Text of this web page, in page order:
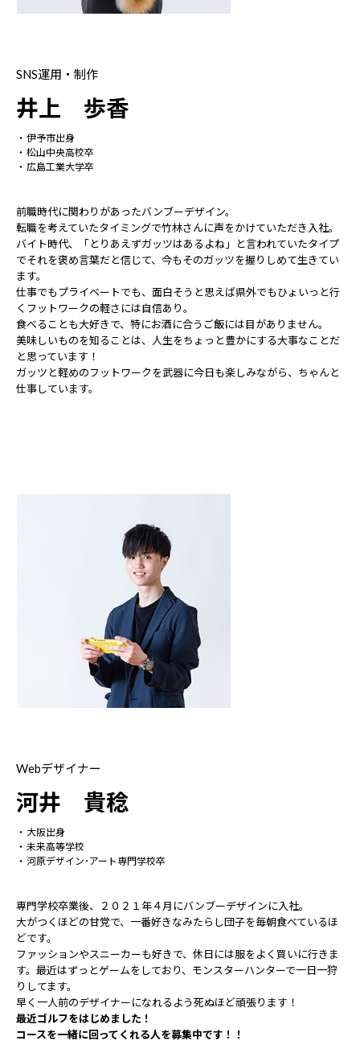
SNS運用・制作
井上 歩香
伊予市出身
松山中央高校卒
広島工業大学卒
前職時代に関わりがあったバンブーデザイン。
転職を考えていたタイミングで竹林さんに声をかけていただき入社。
バイト時代、「とりあえずガッツはあるよね」と言われていたタイプ
でそれを褒め言葉だと信じて、今もそのガッツを握りしめて生きてい
ます。
仕事でもプライベートでも、面白そうと思えば県外でもひょいっと行
くフットワークの軽さには自信あり。
食べることも大好きで、特にお酒に合うご飯には目がありません。
美味しいものを知ることは、人生をちょっと豊かにする大事なことだ
と思っています！
ガッツと軽めのフットワークを武器に今日も楽しみながら、ちゃんと
仕事しています。
Webデザイナー
河井 貴稔
大阪出身
未来高等学校
河原デザイン･アート専門学校卒
専門学校卒業後、２０２１年４月にバンブーデザインに入社。
大がつくほどの甘党で、一番好きなみたらし団子を毎朝食べているほ
どです。
ファッションやスニーカーも好きで、休日には服をよく買いに行きま
す。最近はずっとゲームをしており、モンスターハンターで一日一狩
りしてます。
早く一人前のデザイナーになれるよう死ぬほど頑張ります！
最近ゴルフをはじめました！
コースを一緒に回ってくれる人を募集中です！！